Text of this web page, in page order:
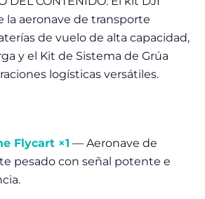
la aeronave de transporte
de vuelo de alta capacidad,
y el Kit de Sistema de Grúa
logísticas versátiles.
Flycart ×1 — Aeronave de
pesado con señal potente e